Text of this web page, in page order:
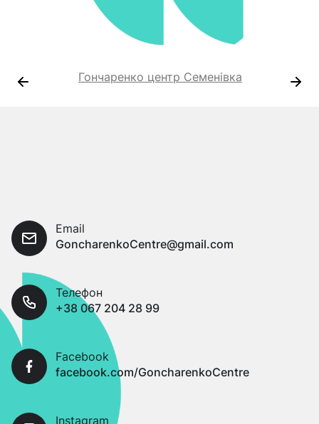
Гончаренко центр Семенівка
Email
GoncharenkoCentre@gmail.com
Телефон
+38 067 204 28 99
Facebook
facebook.com/GoncharenkoCentre
Instagram